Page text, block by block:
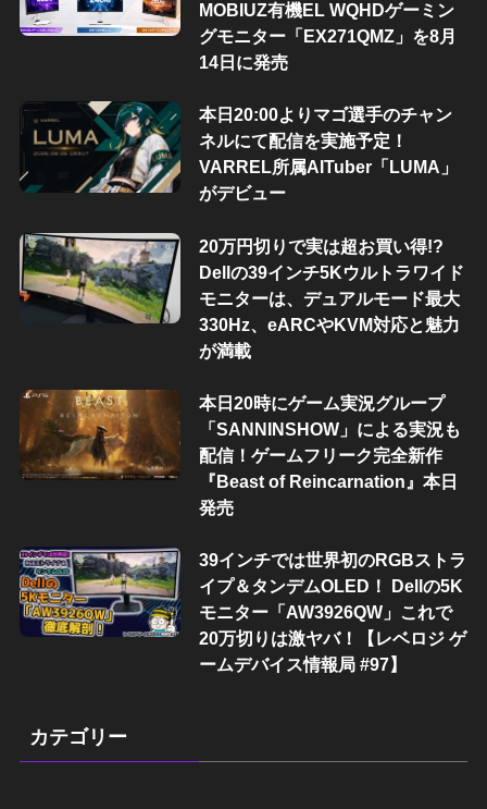
MOBIUZ有機EL WQHDゲーミン
グモニター「EX271QMZ」を8月
14日に発売
本日20:00よりマゴ選手のチャン
ネルにて配信を実施予定！
VARREL所属AITuber「LUMA」
がデビュー
20万円切りで実は超お買い得!?
Dellの39インチ5Kウルトラワイド
モニターは、デュアルモード最大
330Hz、eARCやKVM対応と魅力
が満載
本日20時にゲーム実況グループ
「SANNINSHOW」による実況も
配信！ゲームフリーク完全新作
『Beast of Reincarnation』本日
発売
39インチでは世界初のRGBストラ
イプ＆タンデムOLED！ Dellの5K
モニター「AW3926QW」これで
20万切りは激ヤバ！【レベロジ ゲ
ームデバイス情報局 #97】
カテゴリー